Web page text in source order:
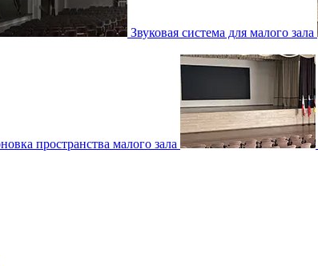
Звуковая система для малого зала
пространства малого зала